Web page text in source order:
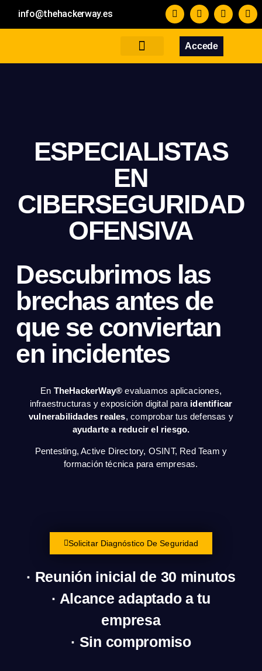
info@thehackerway.es
Accede
ESPECIALISTAS
EN
CIBERSEGURIDAD
OFENSIVA
Descubrimos las
brechas antes de
que se conviertan
en incidentes
En TheHackerWay®evaluamos aplicaciones,
infraestructuras y exposición digital para identificar
vulnerabilidades reales, comprobar tus defensas y
ayudarte a reducir el riesgo.
Pentesting, Active Directory, OSINT, Red Team y
formación técnica para empresas.
Solicitar Diagnóstico De Seguridad
· Reunión inicial de 30 minutos
· Alcance adaptado a tu
empresa
· Sin compromiso